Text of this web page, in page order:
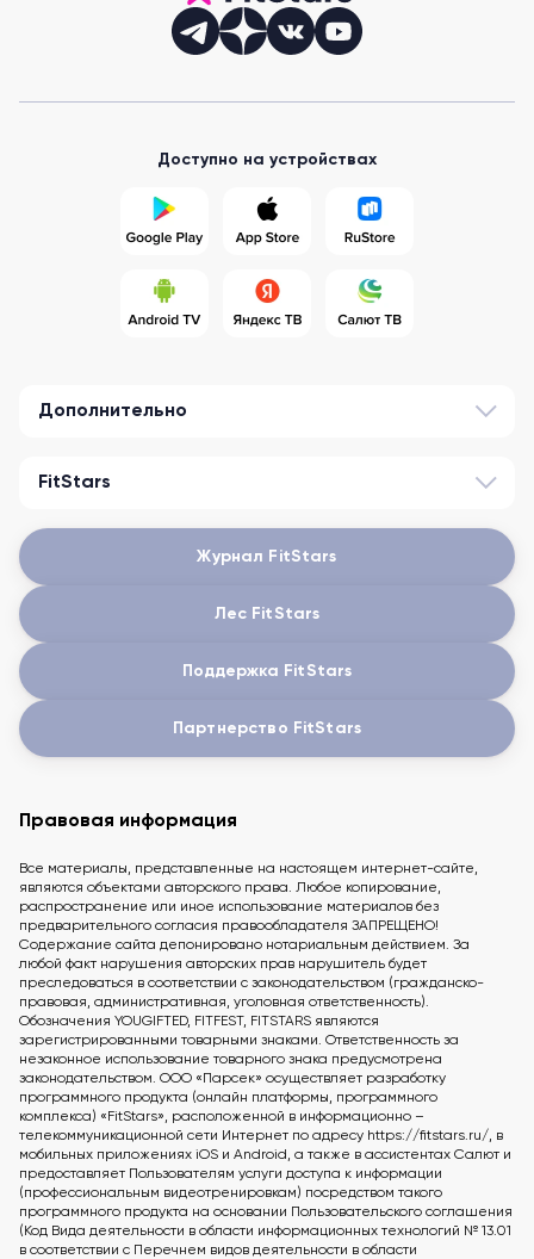
Доступно на устройствах
Дополнительно
FitStars
Журнал FitStars
Лес FitStars
Поддержка FitStars
Партнерство FitStars
Правовая информация
Все материалы, представленные на настоящем интернет-сайте,
являются объектами авторского права. Любое копирование,
распространение или иное использование материалов без
предварительного согласия правообладателя ЗАПРЕЩЕНО!
Содержание сайта депонировано нотариальным действием. За
любой факт нарушения авторских прав нарушитель будет
преследоваться в соответствии с законодательством (гражданско-
правовая, административная, уголовная ответственность).
Обозначения YOUGIFTED, FITFEST, FITSTARS являются
зарегистрированными товарными знаками. Ответственность за
незаконное использование товарного знака предусмотрена
законодательством. ООО «Парсек» осуществляет разработку
программного продукта (онлайн платформы, программного
комплекса) «FitStars», расположенной в информационно –
телекоммуникационной сети Интернет по адресу https://fitstars.ru/, в
мобильных приложениях iOS и Android, а также в ассистентах Салют и
предоставляет Пользователям услуги доступа к информации
(профессиональным видеотренировкам) посредством такого
программного продукта на основании Пользовательского соглашения
(Код Вида деятельности в области информационных технологий № 13.01
в соответствии с Перечнем видов деятельности в области